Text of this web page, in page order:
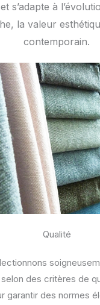
s’adapte à
la valeur
contemporain.
Qualité
des critères de
garantir des normes